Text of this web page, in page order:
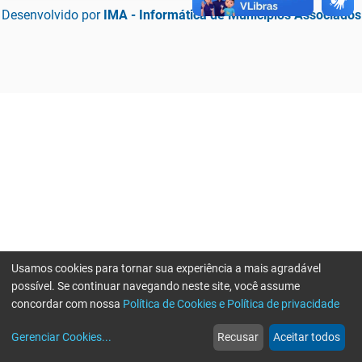
Desenvolvido por IMA - Informática de Municípios Associados
web
Notícias
more_horiz
Mais
Usamos cookies para tornar sua experiência a mais agradável
possível. Se continuar navegando neste site, você assume
concordar com nossa Política de Cookies e Política de privacidade
Gerenciar Cookies... Recusar Aceitar todos
Erro ao enviar informações, por favor tente novamente